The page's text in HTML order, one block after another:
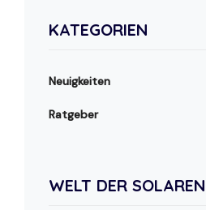
KATEGORIEN
Neuigkeiten
Ratgeber
WELT DER